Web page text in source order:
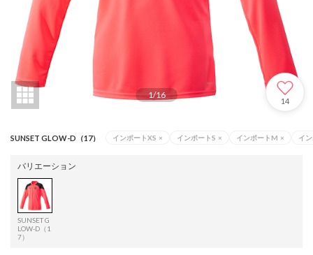
1/16
14
SUNSET GLOW-D（17） インポートXS × インポートS × インポートM × イ
バリエーション
SUNSET G
LOW-D（1
7）